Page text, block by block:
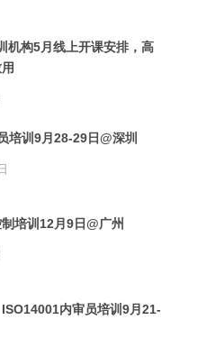
机构5月线上开课安排，高
培训9月28-29日@深圳
培训12月9日@广州
内审员培训9月21-